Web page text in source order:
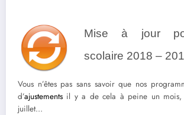
Mise à jour
scolaire 2018 –
Vous n’êtes pas sans savoir que nos
d’ajustements il y a de cela à peine un
juillet…